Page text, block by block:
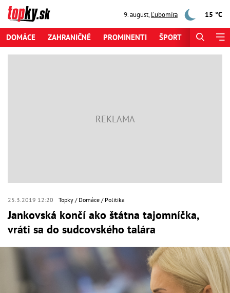
9. august,Ľubomíra 15 °C
DOMÁCE ZAHRANIČNÉ PROMINENTI ŠPORT
25.3.2019 12:20 Topky Domáce Politika
Jankovská končí ako štátna tajomníčka,
vráti sa do sudcovského talára